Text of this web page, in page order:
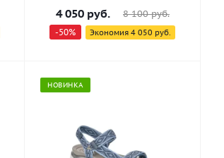
4 050 руб. 8 100руб.
-50% Экономия 4 050 руб.
НОВИНКА